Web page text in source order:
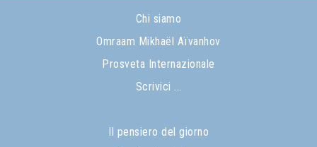
Chi siamo
Omraam Mikhaël Aïvanhov
Prosveta Internazionale
Scrivici ...
Il pensiero del giorno